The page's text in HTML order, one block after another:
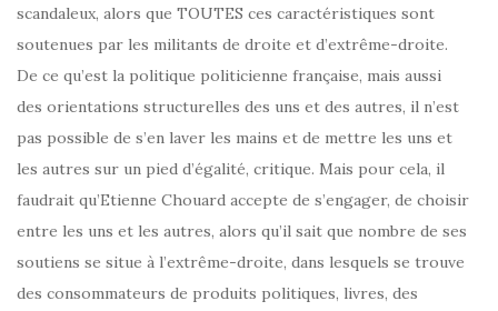
scandaleux, alors que TOUTES ces caractéristiques sont
soutenues par les militants de droite et d’extrême-droite.
De ce qu’est la politique politicienne française, mais aussi
des orientations structurelles des uns et des autres, il n’est
pas possible de s’en laver les mains et de mettre les uns et
les autres sur un pied d’égalité, critique. Mais pour cela, il
faudrait qu’Etienne Chouard accepte de s’engager, de choisir
entre les uns et les autres, alors qu’il sait que nombre de ses
soutiens se situe à l’extrême-droite, dans lesquels se trouve
des consommateurs de produits politiques, livres, des